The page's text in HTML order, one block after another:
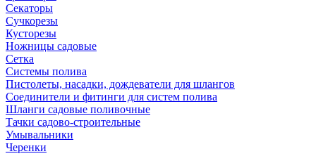
Секаторы
Сучкорезы
Кусторезы
Ножницы садовые
Сетка
Системы полива
Пистолеты, насадки, дождеватели для шлангов
Соединители и фитинги для систем полива
Шланги садовые поливочные
Тачки садово-строительные
Умывальники
Черенки